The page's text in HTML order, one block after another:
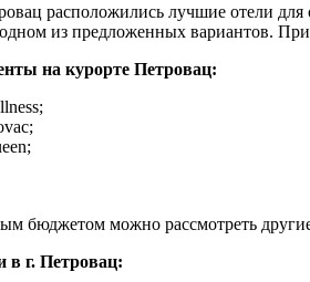
расположились лучшие отели
из предложенных вариантов.
на курорте Петровац:
бюджетом можно рассмотреть
в г. Петровац: